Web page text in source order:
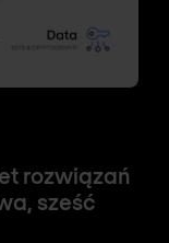
rozwiązań
sześć